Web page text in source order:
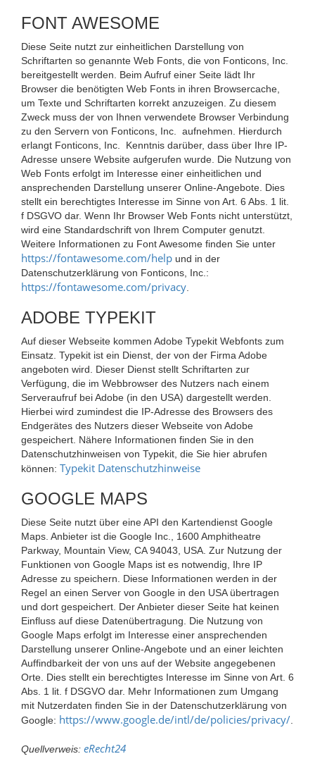
FONT AWESOME
Diese Seite nutzt zur einheitlichen Darstellung von
Schriftarten so genannte Web Fonts, die von Fonticons, Inc.
bereitgestellt werden. Beim Aufruf einer Seite lädt Ihr
Browser die benötigten Web Fonts in ihren Browsercache,
um Texte und Schriftarten korrekt anzuzeigen. Zu diesem
Zweck muss der von Ihnen verwendete Browser Verbindung
zu den Servern von Fonticons, Inc. aufnehmen. Hierdurch
erlangt Fonticons, Inc. Kenntnis darüber, dass über Ihre IP-
Adresse unsere Website aufgerufen wurde. Die Nutzung von
Web Fonts erfolgt im Interesse einer einheitlichen und
ansprechenden Darstellung unserer Online-Angebote. Dies
stellt ein berechtigtes Interesse im Sinne von Art. 6 Abs. 1 lit.
f DSGVO dar. Wenn Ihr Browser Web Fonts nicht unterstützt,
wird eine Standardschrift von Ihrem Computer genutzt.
Weitere Informationen zu Font Awesome finden Sie unter
https://fontawesome.com/help und in der
Datenschutzerklärung von Fonticons, Inc.:
https://fontawesome.com/privacy
ADOBE TYPEKIT
Auf dieser Webseite kommen Adobe Typekit Webfonts zum
Einsatz. Typekit ist ein Dienst, der von der Firma Adobe
angeboten wird. Dieser Dienst stellt Schriftarten zur
Verfügung, die im Webbrowser des Nutzers nach einem
Serveraufruf bei Adobe (in den USA) dargestellt werden.
Hierbei wird zumindest die IP-Adresse des Browsers des
Endgerätes des Nutzers dieser Webseite von Adobe
gespeichert. Nähere Informationen finden Sie in den
Datenschutzhinweisen von Typekit, die Sie hier abrufen
können: Typekit Datenschutzhinweise
GOOGLE MAPS
Diese Seite nutzt über eine API den Kartendienst Google
Maps. Anbieter ist die Google Inc., 1600 Amphitheatre
Parkway, Mountain View, CA 94043, USA. Zur Nutzung der
Funktionen von Google Maps ist es notwendig, Ihre IP
Adresse zu speichern. Diese Informationen werden in der
Regel an einen Server von Google in den USA übertragen
und dort gespeichert. Der Anbieter dieser Seite hat keinen
Einfluss auf diese Datenübertragung. Die Nutzung von
Google Maps erfolgt im Interesse einer ansprechenden
Darstellung unserer Online-Angebote und an einer leichten
Auffindbarkeit der von uns auf der Website angegebenen
Orte. Dies stellt ein berechtigtes Interesse im Sinne von Art. 6
Abs. 1 lit. f DSGVO dar. Mehr Informationen zum Umgang
mit Nutzerdaten finden Sie in der Datenschutzerklärung von
Google: https://www.google.de/intl/de/policies/privacy/
Quellverweis: eRecht24